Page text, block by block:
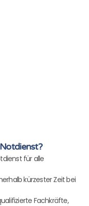
für alle
kürzester Zeit bei
Fachkräfte,